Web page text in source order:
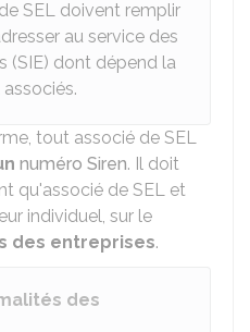
SEL doivent remplir
au service des
(SIE) dont dépend la
tout associé de SEL
numéro Siren. Il doit
qu'associé de SEL et
individuel, sur le
des entreprises.
des